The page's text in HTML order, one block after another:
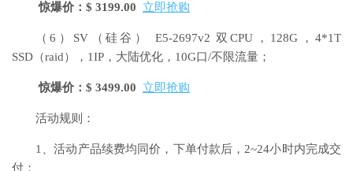
惊爆价：$ 3199.00 立即抢购
（6）SV（硅谷）
E5-2697v2 双CPU，128G，4*1T
SSD（raid），1IP，大陆优化，10G口/不限流量；
惊爆价：$ 3499.00 立即抢购
活动规则：
1、活动产品续费均同价，下单付款后，2~24小时内完成交
付；